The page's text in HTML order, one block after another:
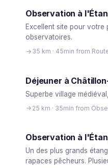
Observation à
Excellent site pour votre
observatoires.
35 km · 45min from
Déjeuner à
Superbe village
25 km · 35min from
Observation à
Un des plus grands
rapaces pêcheurs.